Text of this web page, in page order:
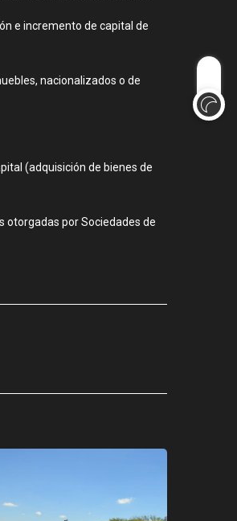
e incremento de capital de
nacionalizados o de
(adquisición de bienes de
otorgadas por Sociedades de